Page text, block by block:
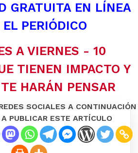
GRATUITA EN LÍNEA
PERIÓDICO
A VIERNES - 10
TIENEN IMPACTO Y
HARÁN PENSAR
SOCIALES A CONTINUACIÓN
A PUBLICAR ESTE ARTÍCULO